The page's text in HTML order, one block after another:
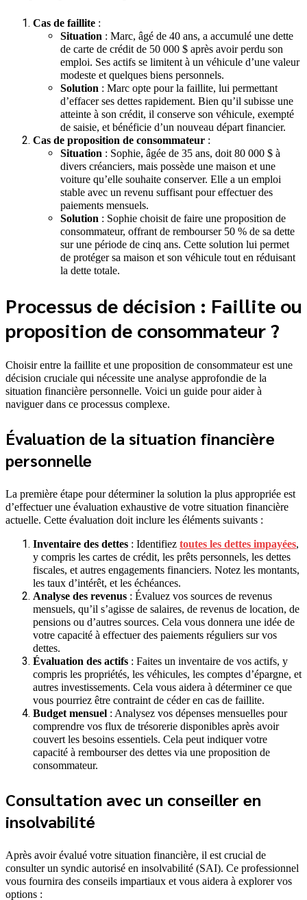
Cas de faillite :
Situation : Marc, âgé de 40 ans, a accumulé une dette
de carte de crédit de 50 000 $ après avoir perdu son
emploi. Ses actifs se limitent à un véhicule d’une valeur
modeste et quelques biens personnels.
Solution : Marc opte pour la faillite, lui permettant
d’effacer ses dettes rapidement. Bien qu’il subisse une
atteinte à son crédit, il conserve son véhicule, exempté
de saisie, et bénéficie d’un nouveau départ financier.
Cas de proposition de consommateur :
Situation : Sophie, âgée de 35 ans, doit 80 000 $ à
divers créanciers, mais possède une maison et une
voiture qu’elle souhaite conserver. Elle a un emploi
stable avec un revenu suffisant pour effectuer des
paiements mensuels.
Solution : Sophie choisit de faire une proposition de
consommateur, offrant de rembourser 50 % de sa dette
sur une période de cinq ans. Cette solution lui permet
de protéger sa maison et son véhicule tout en réduisant
la dette totale.
Processus de décision : Faillite ou
proposition de consommateur ?
Choisir entre la faillite et une proposition de consommateur est une
décision cruciale qui nécessite une analyse approfondie de la
situation financière personnelle. Voici un guide pour aider à
naviguer dans ce processus complexe.
Évaluation de la situation financière
personnelle
La première étape pour déterminer la solution la plus appropriée est
d’effectuer une évaluation exhaustive de votre situation financière
actuelle. Cette évaluation doit inclure les éléments suivants :
Inventaire des dettes : Identifiez toutes les dettes impayées,
y compris les cartes de crédit, les prêts personnels, les dettes
fiscales, et autres engagements financiers. Notez les montants,
les taux d’intérêt, et les échéances.
Analyse des revenus : Évaluez vos sources de revenus
mensuels, qu’il s’agisse de salaires, de revenus de location, de
pensions ou d’autres sources. Cela vous donnera une idée de
votre capacité à effectuer des paiements réguliers sur vos
dettes.
Évaluation des actifs : Faites un inventaire de vos actifs, y
compris les propriétés, les véhicules, les comptes d’épargne, et
autres investissements. Cela vous aidera à déterminer ce que
vous pourriez être contraint de céder en cas de faillite.
Budget mensuel : Analysez vos dépenses mensuelles pour
comprendre vos flux de trésorerie disponibles après avoir
couvert les besoins essentiels. Cela peut indiquer votre
capacité à rembourser des dettes via une proposition de
consommateur.
Consultation avec un conseiller en
insolvabilité
Après avoir évalué votre situation financière, il est crucial de
consulter un syndic autorisé en insolvabilité (SAI). Ce professionnel
vous fournira des conseils impartiaux et vous aidera à explorer vos
options :